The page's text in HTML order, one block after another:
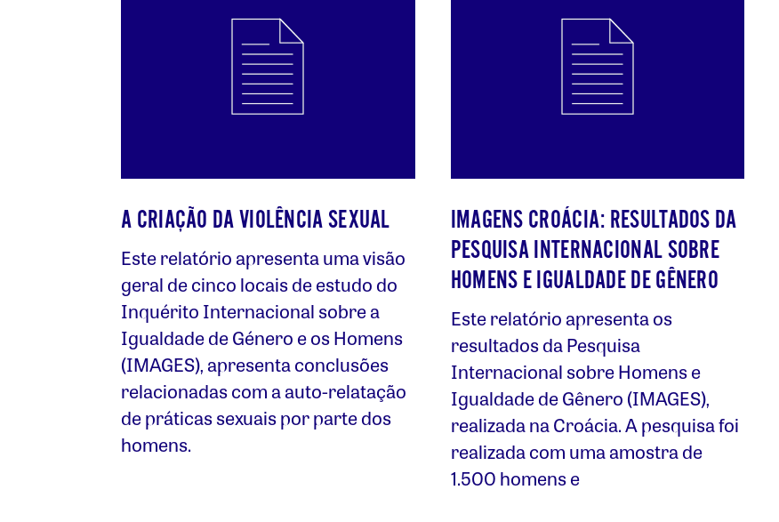
A CRIAÇÃO DA VIOLÊNCIA SEXUAL
Este relatório apresenta uma visão
geral de cinco locais de estudo do
Inquérito Internacional sobre a
Igualdade de Género e os Homens
(IMAGES), apresenta conclusões
relacionadas com a auto-relatação
de práticas sexuais por parte dos
homens.
IMAGENS CROÁCIA: RESULTADOS DA
PESQUISA INTERNACIONAL SOBRE
HOMENS E IGUALDADE DE GÊNERO
Este relatório apresenta os
resultados da Pesquisa
Internacional sobre Homens e
Igualdade de Gênero (IMAGES),
realizada na Croácia. A pesquisa foi
realizada com uma amostra de
1.500 homens e